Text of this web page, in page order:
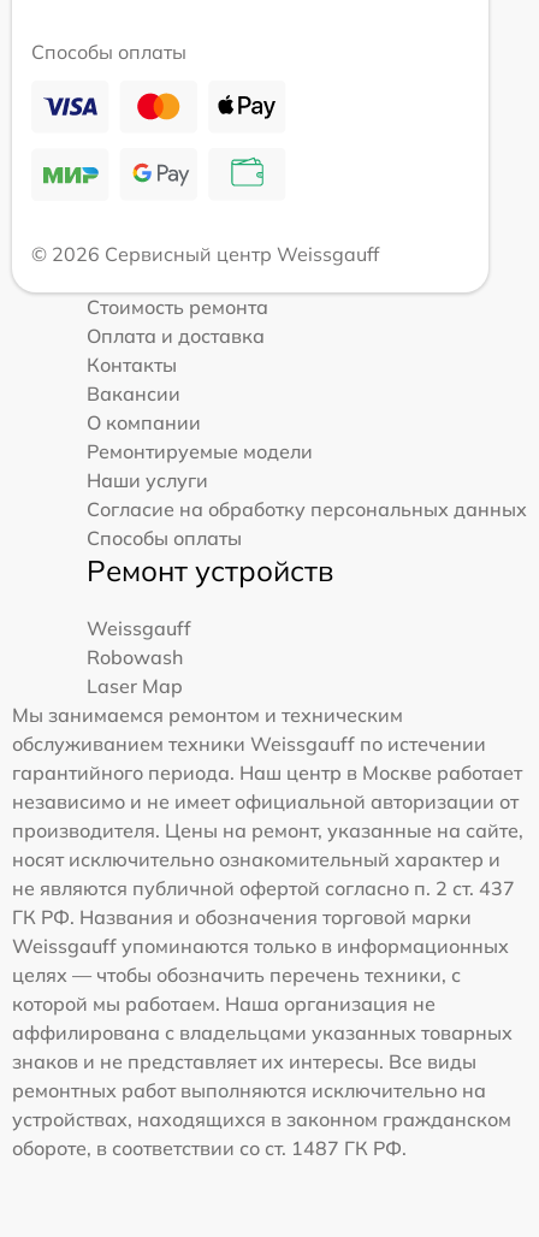
Способы оплаты
© 2026 Сервисный центр Weissgauff
Стоимость ремонта
Оплата и доставка
Контакты
Вакансии
О компании
Ремонтируемые модели
Наши услуги
Согласие на обработку персональных данных
Способы оплаты
Ремонт устройств
Weissgauff
Robowash
Laser Map
Мы занимаемся ремонтом и техническим
обслуживанием техники Weissgauff по истечении
гарантийного периода. Наш центр в Москве работает
независимо и не имеет официальной авторизации от
производителя. Цены на ремонт, указанные на сайте,
носят исключительно ознакомительный характер и
не являются публичной офертой согласно п. 2 ст. 437
ГК РФ. Названия и обозначения торговой марки
Weissgauff упоминаются только в информационных
целях — чтобы обозначить перечень техники, с
которой мы работаем. Наша организация не
аффилирована с владельцами указанных товарных
знаков и не представляет их интересы. Все виды
ремонтных работ выполняются исключительно на
устройствах, находящихся в законном гражданском
обороте, в соответствии со ст. 1487 ГК РФ.